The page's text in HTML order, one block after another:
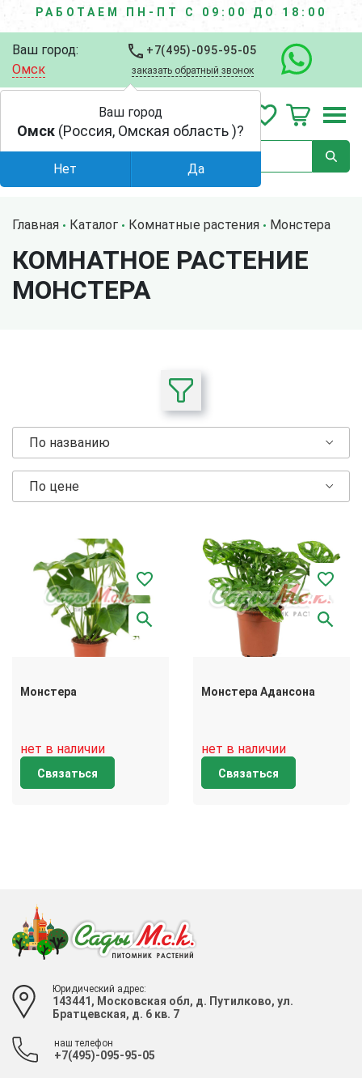
РАБОТАЕМ ПН-ПТ С 09:00 ДО 18:00
Ваш город:
Омск
+7(495)-095-95-05
заказать обратный звонок
Главная Каталог Комнатные растения Монстера
КОМНАТНОЕ РАСТЕНИЕ
МОНСТЕРА
По названию
По цене
Монстера
нет в наличии
Связаться
Монстера Адансона
нет в наличии
Связаться
Юридический адрес:
143441, Московская обл, д. Путилково, ул.
Братцевская, д. 6 кв. 7
наш телефон
+7(495)-095-95-05
Ваш город
Омск (Россия, Омская область )?
Нет Да